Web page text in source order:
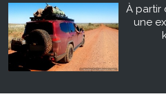
À partir
une